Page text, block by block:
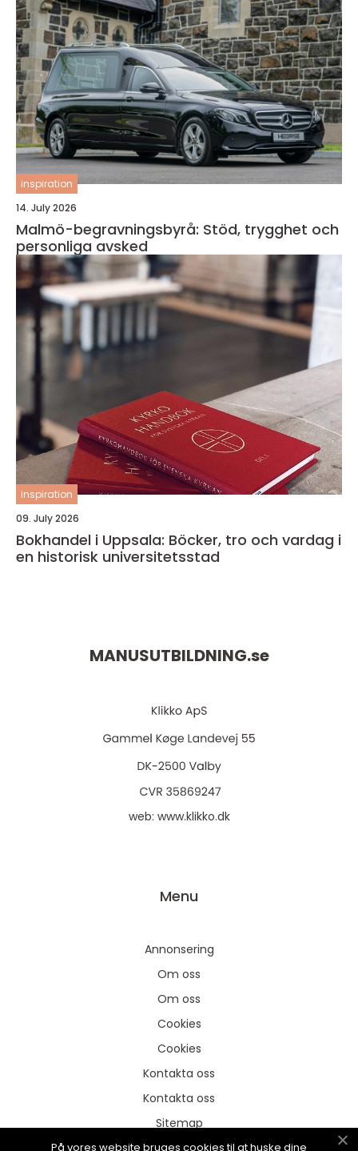
inspiration
14. July 2026
Malmö-begravningsbyrå: Stöd, trygghet och
personliga avsked
inspiration
09. July 2026
Bokhandel i Uppsala: Böcker, tro och vardag i
en historisk universitetsstad
MANUSUTBILDNING.se
web: www.klikko.dk
Menu
Annonsering
Om oss
Om oss
Cookies
Cookies
Kontakta oss
Kontakta oss
Sitemap
Sitemap
På vores website bruges cookies til at huske dine